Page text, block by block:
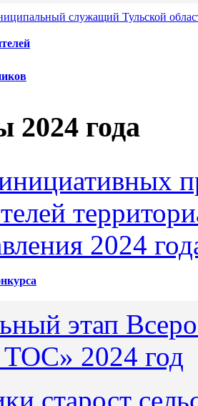
служащий Тульской
2024 года
2024
этап
ТОС» 2024 год
старост